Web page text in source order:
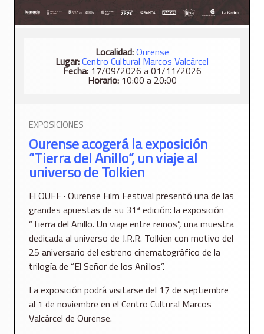
Localidad:Ourense
Lugar:Centro Cultural Marcos Valcárcel
Fecha:17/09/2026 a 01/11/2026
Horario:10:00 a 20:00
EXPOSICIONES
Ourense acogerá la exposición
“Tierra del Anillo”, un viaje al
universo de Tolkien
El OUFF · Ourense Film Festival presentó una de las
grandes apuestas de su 31ª edición: la exposición
“Tierra del Anillo. Un viaje entre reinos”, una muestra
dedicada al universo de J.R.R. Tolkien con motivo del
25 aniversario del estreno cinematográfico de la
trilogía de “El Señor de los Anillos”.
La exposición podrá visitarse del 17 de septiembre
al 1 de noviembre en el Centro Cultural Marcos
Valcárcel de Ourense.